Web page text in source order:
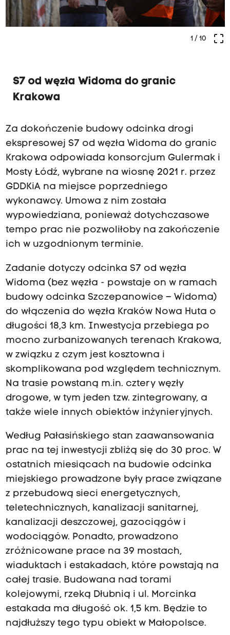
crop_free
1/ 10
S7 od węzła Widoma do granic
Krakowa
Za dokończenie budowy odcinka drogi
ekspresowej S7 od węzła Widoma do granic
Krakowa odpowiada konsorcjum Gulermak i
Mosty Łódź, wybrane na wiosnę 2021 r. przez
GDDKiA na miejsce poprzedniego
wykonawcy. Umowa z nim została
wypowiedziana, ponieważ dotychczasowe
tempo prac nie pozwoliłoby na zakończenie
ich w uzgodnionym terminie.
Zadanie dotyczy odcinka S7 od węzła
Widoma (bez węzła - powstaje on w ramach
budowy odcinka Szczepanowice – Widoma)
do włączenia do węzła Kraków Nowa Huta o
długości 18,3 km. Inwestycja przebiega po
mocno zurbanizowanych terenach Krakowa,
w związku z czym jest kosztowna i
skomplikowana pod względem technicznym.
Na trasie powstaną m.in. cztery węzły
drogowe, w tym jeden tzw. zintegrowany, a
także wiele innych obiektów inżynieryjnych.
Według Pałasińskiego stan zaawansowania
prac na tej inwestycji zbliżą się do 30 proc. W
ostatnich miesiącach na budowie odcinka
miejskiego prowadzone były prace związane
z przebudową sieci energetycznych,
teletechnicznych, kanalizacji sanitarnej,
kanalizacji deszczowej, gazociągów i
wodociągów. Ponadto, prowadzono
zróżnicowane prace na 39 mostach,
wiaduktach i estakadach, które powstają na
całej trasie. Budowana nad torami
kolejowymi, rzeką Dłubnią i ul. Morcinka
estakada ma długość ok. 1,5 km. Będzie to
najdłuższy tego typu obiekt w Małopolsce.